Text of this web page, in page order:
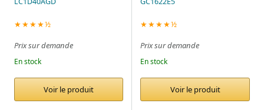
★★★★½
Prix sur demande
En stock
Voir le produit
★★★★½
Prix sur demande
En stock
Voir le produit